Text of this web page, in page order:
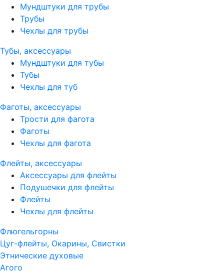
Мундштуки для трубы
Трубы
Чехлы для трубы
Тубы, аксессуары
Мундштуки для тубы
Тубы
Чехлы для туб
Фаготы, аксессуары
Трости для фагота
Фаготы
Чехлы для фагота
Флейты, аксессуары
Аксессуары для флейты
Подушечки для флейты
Флейты
Чехлы для флейты
Флюгельгорны
Цуг-флейты, Окарины, Свистки
Этнические духовые
Агого